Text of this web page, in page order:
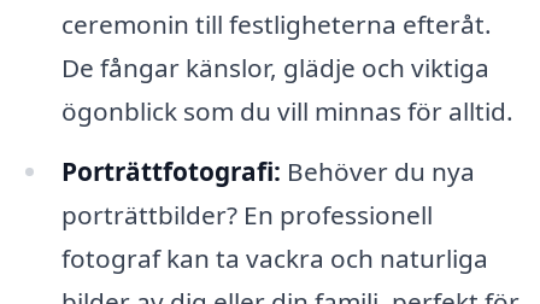
ceremonin till festligheterna efteråt.
De fångar känslor, glädje och viktiga
ögonblick som du vill minnas för alltid.
Porträttfotografi: Behöver du nya
porträttbilder? En professionell
fotograf kan ta vackra och naturliga